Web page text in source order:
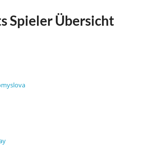
Spieler Übersicht